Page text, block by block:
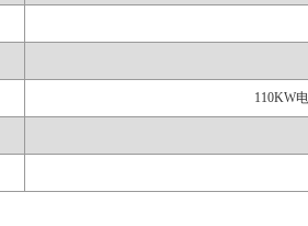
110KW